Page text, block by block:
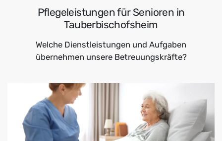
Pflegeleistungen für Senioren in
Tauberbischofsheim
Welche Dienstleistungen und Aufgaben
übernehmen unsere Betreuungskräfte?